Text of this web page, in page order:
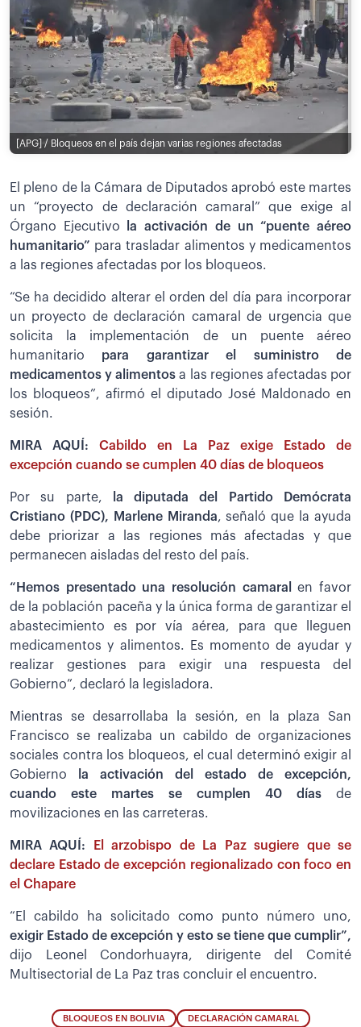
[APG] / Bloqueos en el país dejan varias regiones afectadas
El pleno de la Cámara de Diputados aprobó este martes
un “proyecto de declaración camaral” que exige al
Órgano Ejecutivo la activación de un “puente aéreo
humanitario” para trasladar alimentos y medicamentos
a las regiones afectadas por los bloqueos.
“Se ha decidido alterar el orden del día para incorporar
un proyecto de declaración camaral de urgencia que
solicita la implementación de un puente aéreo
humanitario para garantizar el suministro de
medicamentos y alimentos a las regiones afectadas por
los bloqueos”, afirmó el diputado José Maldonado en
sesión.
MIRA AQUÍ: Cabildo en La Paz exige Estado de
excepción cuando se cumplen 40 días de bloqueos
Por su parte,
la diputada del Partido Demócrata
Cristiano (PDC), Marlene Miranda, señaló que la ayuda
debe priorizar a las regiones más afectadas y que
permanecen aisladas del resto del país.
“Hemos presentado una resolución camaralen favor
de la población paceña y la única forma de garantizar el
abastecimiento es por vía aérea, para que lleguen
medicamentos y alimentos. Es momento de ayudar y
realizar gestiones para exigir una respuesta del
Gobierno”, declaró la legisladora.
Mientras se desarrollaba la sesión, en la plaza San
Francisco se realizaba un cabildo de organizaciones
sociales contra los bloqueos, el cual determinó exigir al
Gobierno
la activación del estado de excepción,
cuando este martes se cumplen 40 días de
movilizaciones en las carreteras.
MIRA AQUÍ:
El arzobispo de La Paz sugiere que se
declare Estado de excepción regionalizado con foco en
el Chapare
“El cabildo ha solicitado como punto número uno,
exigir Estado de excepción y esto se tiene que cumplir”,
dijo Leonel Condorhuayra, dirigente del Comité
Multisectorial de La Paz tras concluir el encuentro.
BLOQUEOS EN BOLIVIA DECLARACIÓN CAMARAL